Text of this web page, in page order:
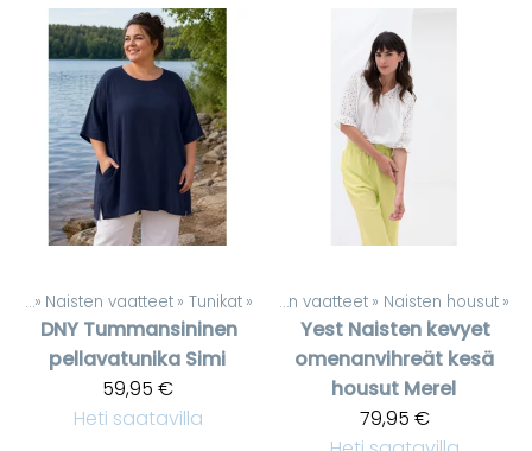
‪» Naisten vaatteet ‪» Tunikat ‪»
DNY Tummansininen
pellavatunika Simi
59,95 €
Heti saatavilla
Tuotteet‪» Naisten vaatteet ‪» Naisten housut ‪»
Yest Naisten kevyet
omenanvihreät kesä
housut Merel
79,95 €